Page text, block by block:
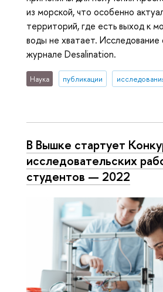
из морской, что особенно
территорий, где есть выход к
воды не хватает. Исследование
журнале Desalination.
Наука публикации
В Вышке стартует
исследовательских
студентов — 2022